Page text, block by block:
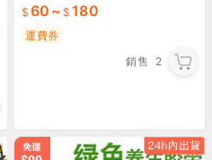
60 ~ 180
運費券
銷售
2